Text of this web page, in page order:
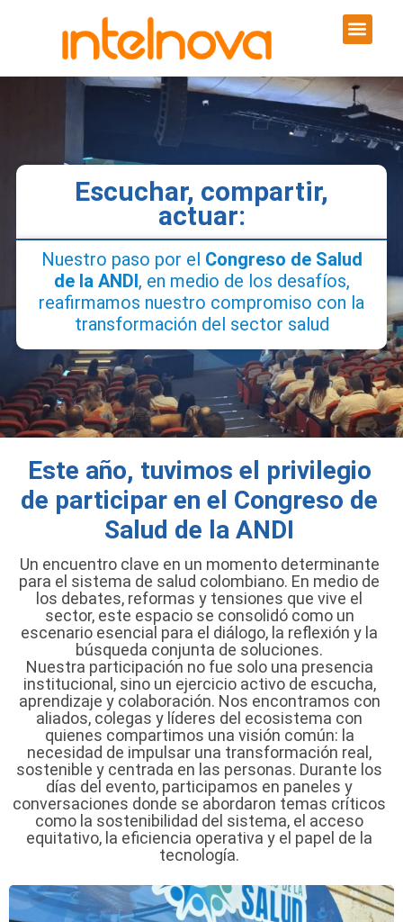
Escuchar, compartir,
actuar:
Nuestro paso por el Congreso de Salud
de la ANDI, en medio de los desafíos,
reafirmamos nuestro compromiso con la
transformación del sector salud
Este año, tuvimos el privilegio
de participar en el Congreso de
Salud de la ANDI
Un encuentro clave en un momento determinante
para el sistema de salud colombiano. En medio de
los debates, reformas y tensiones que vive el
sector, este espacio se consolidó como un
escenario esencial para el diálogo, la reflexión y la
búsqueda conjunta de soluciones.
Nuestra participación no fue solo una presencia
institucional, sino un ejercicio activo de escucha,
aprendizaje y colaboración. Nos encontramos con
aliados, colegas y líderes del ecosistema con
quienes compartimos una visión común: la
necesidad de impulsar una transformación real,
sostenible y centrada en las personas. Durante los
días del evento, participamos en paneles y
conversaciones donde se abordaron temas críticos
como la sostenibilidad del sistema, el acceso
equitativo, la eficiencia operativa y el papel de la
tecnología.